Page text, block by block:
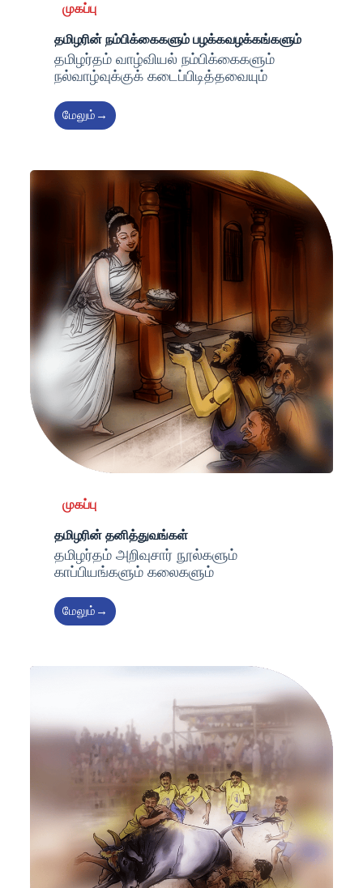
முகப்பு
தமிழரின் நம்பிக்கைகளும் பழக்கவழக்கங்களும்
தமிழர்தம் வாழ்வியல் நம்பிக்கைகளும்
நல்வாழ்வுக்குக் கடைப்பிடித்தவையும்
மேலும்→
முகப்பு
தமிழரின் தனித்துவங்கள்
தமிழர்தம் அறிவுசார் நூல்களும்
காப்பியங்களும் கலைகளும்
மேலும்→